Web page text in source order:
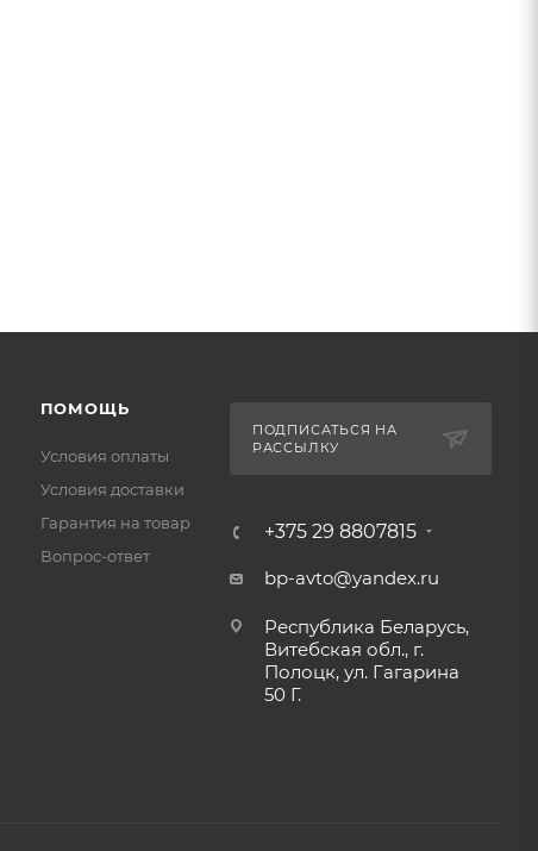
ПОМОЩЬ
Условия оплаты
Условия доставки
Гарантия на товар
Вопрос-ответ
ПОДПИСАТЬСЯ НА
РАССЫЛКУ
+375 29 8807815
bp-avto@yandex.ru
Республика Беларусь,
Витебская обл., г.
Полоцк, ул. Гагарина
50 Г.